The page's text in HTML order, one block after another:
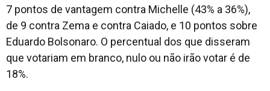
7 pontos de vantagem contra Michelle (43% a 36%),
de 9 contra Zema e contra Caiado, e 10 pontos sobre
Eduardo Bolsonaro. O percentual dos que disseram
que votariam em branco, nulo ou não irão votar é de
18%.